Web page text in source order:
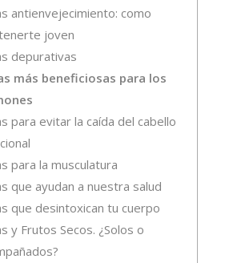
antienvejecimiento: como
joven
depurativas
más beneficiosas para los
para evitar la caída del cabello
para la musculatura
que ayudan a nuestra salud
que desintoxican tu cuerpo
y Frutos Secos. ¿Solos o